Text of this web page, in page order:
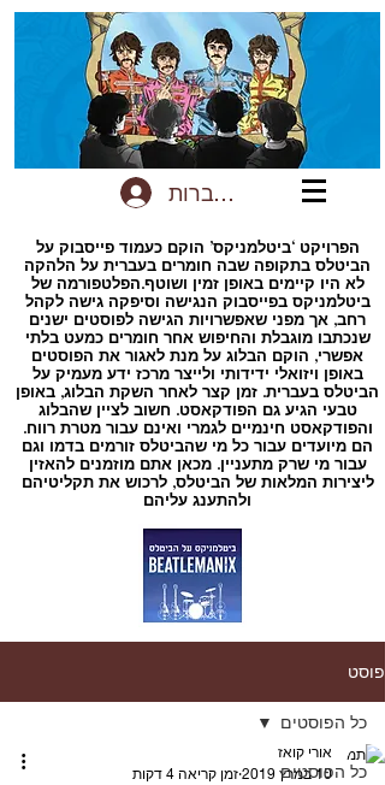
להתחברות
הפרויקט ‘ביטלמניקס’ הוקם כעמוד פייסבוק על
הביטלס בתקופה שבה חומרים בעברית על הלהקה
לא היו קיימים באופן זמין ושוטף.הפלטפורמה של
ביטלמניקס בפייסבוק הנגישה וסיפקה גישה לקהל
רחב, אך מפני שאפשרויות הגישה לפוסטים ישנים
שנכתבו מוגבלת והחיפוש אחר חומרים כמעט בלתי
אפשרי, הוקם הבלוג על מנת לאגור את הפוסטים
באופן ויזואלי ידידותי ולייצר מרכז ידע מעמיק על
הביטלס בעברית. זמן קצר לאחר השקת הבלוג, באופן
טבעי הגיע גם הפודקאסט. חשוב לציין שהבלוג
והפודקאסט חינמיים לגמרי ואינם עבור מטרת רווח.
הם מיועדים עבור כל מי שהביטלס זורמים בדמו וגם
עבור מי שרק מתעניין. מכאן אתם מוזמנים להאזין
ליצירות המלאות של הביטלס, לרכוש את תקליטיהם
ולהתענג עליהם
פוסט
כל הפוסטים
כל הפוסטים
אורי קואז
10 במרץ 2019
זמן קריאה 4 דקות